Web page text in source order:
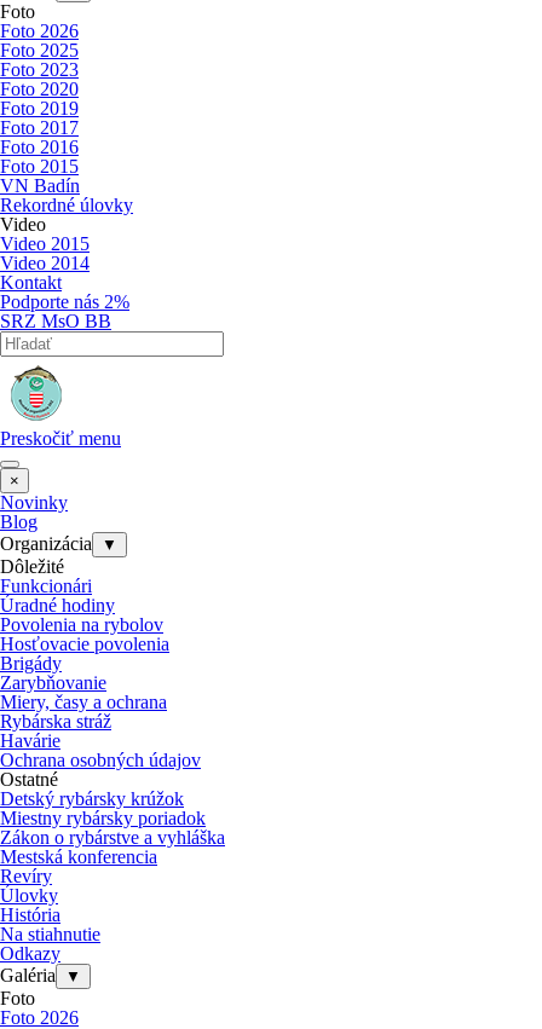
Foto
Foto 2026
Foto 2025
Foto 2023
Foto 2020
Foto 2019
Foto 2017
Foto 2016
Foto 2015
VN Badín
Rekordné úlovky
Video
Video 2015
Video 2014
Kontakt
Podporte nás 2%
SRZ MsO BB
Preskočiť menu
×
Novinky
Blog
Organizácia
▼
Dôležité
Funkcionári
Úradné hodiny
Povolenia na rybolov
Hosťovacie povolenia
Brigády
Zarybňovanie
Miery, časy a ochrana
Rybárska stráž
Havárie
Ochrana osobných údajov
Ostatné
Detský rybársky krúžok
Miestny rybársky poriadok
Zákon o rybárstve a vyhláška
Mestská konferencia
Revíry
Úlovky
História
Na stiahnutie
Odkazy
Galéria
▼
Foto
Foto 2026